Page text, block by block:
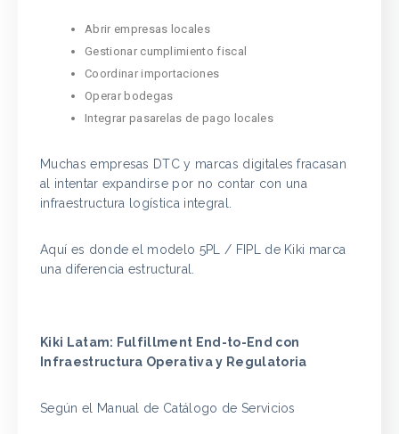
Abrir empresas locales
Gestionar cumplimiento fiscal
Coordinar importaciones
Operar bodegas
Integrar pasarelas de pago locales
Muchas empresas DTC y marcas digitales fracasan
al intentar expandirse por no contar con una
infraestructura logística integral.
Aquí es donde el modelo 5PL / FIPL de Kiki marca
una diferencia estructural.
Kiki Latam: Fulfillment End-to-End con
Infraestructura Operativa y Regulatoria
Según el Manual de Catálogo de Servicios